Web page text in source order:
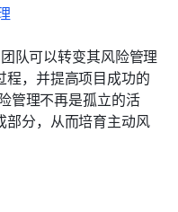
队可以转变其风险管理
程，并提高项目成功的
管理不再是孤立的活
部分，从而培育主动风